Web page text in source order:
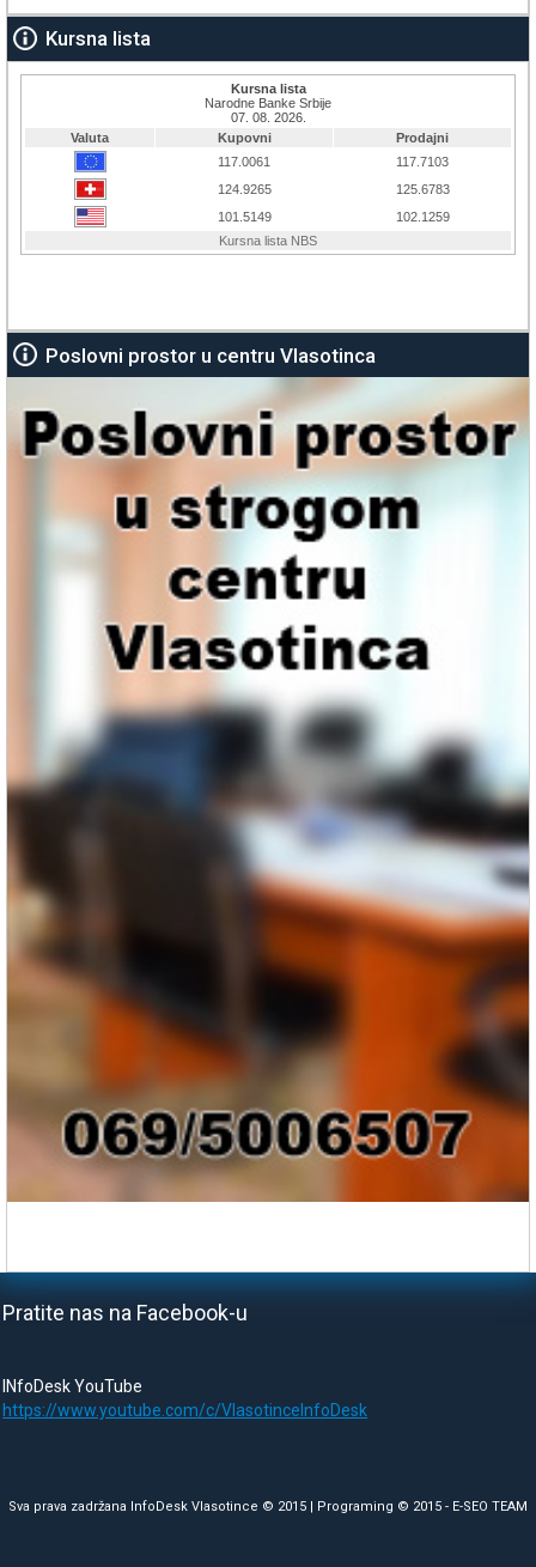
Kursna lista
Poslovni prostor u centru Vlasotinca
Pratite nas na Facebook-u
INfoDesk YouTube
https://www.youtube.com/c/VlasotinceInfoDesk
Sva prava zadržana InfoDesk Vlasotince © 2015 | Programing © 2015 - E-SEO TEAM